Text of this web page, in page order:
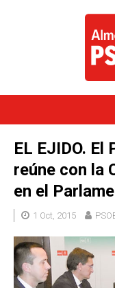
EL EJIDO. El
reúne con la
en el
1 Oct, 2015